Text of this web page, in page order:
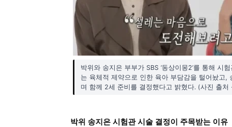
박위와 송지은 부부가 SBS ‘동상이몽2’를 통해 시
는 육체적 제약으로 인한 육아 부담감을 털어놨고,
며 함께 2세 준비를 결정했다고 밝혔다. (사진 출처
박위 송지은 시험관 시술 결정이 주목받는 이유